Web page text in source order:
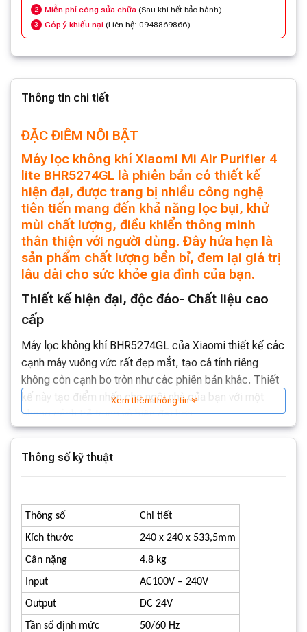
2 Miễn phí công sửa chữa (Sau khi hết bảo hành)
3 Góp ý khiếu nại (Liên hệ: 0948869866)
Thông tin chi tiết
ĐẶC ĐIỂM NỔI BẬT
Máy lọc không khí Xiaomi Mi Air Purifier 4
lite BHR5274GL là phiên bản có thiết kế
hiện đại, được trang bị nhiều công nghệ
tiên tiến mang đến khả năng lọc bụi, khử
mùi chất lượng, điều khiển thông minh
thân thiện với người dùng. Đây hứa hẹn là
sản phẩm chất lượng bền bỉ, đem lại giá trị
lâu dài cho sức khỏe gia đình của bạn.
Thiết kế hiện đại, độc đáo- Chất liệu cao
cấp
Máy lọc không khí BHR5274GL của Xiaomi thiết kế các
cạnh máy vuông vức rất đẹp mắt, tạo cá tính riêng
không còn cạnh bo tròn như các phiên bản khác. Thiết
kế này tạo điểm nhấn cho ngôi nhà của bạn với một
phong cách trẻ trung và hiện đại hơn.
Thiết bị có kiểu dáng nhỏ gọn, bạn có thể dễ dàng đặt
máy lọc không khí này ở những nơi nhỏ hẹp trong nhà
Xem thêm thông tin
Thông số kỹ thuật
Thông số
Chi tiết
Kích thước
240 x 240 x 533,5mm
Cân nặng
4.8 kg
Input
AC100V – 240V
Output
DC 24V
Tần số định mức
50/60 Hz